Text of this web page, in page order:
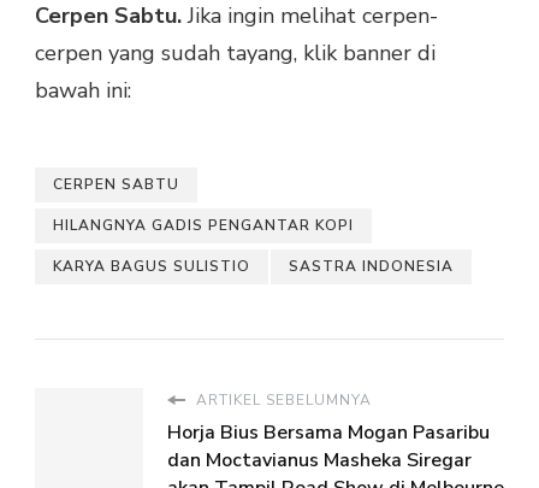
Cerpen Sabtu.Jika ingin melihat cerpen-
cerpen yang sudah tayang, klik banner di
bawah ini:
CERPEN SABTU
HILANGNYA GADIS PENGANTAR KOPI
KARYA BAGUS SULISTIO SASTRA INDONESIA
ARTIKEL SEBELUMNYA
Horja Bius Bersama Mogan Pasaribu
dan Moctavianus Masheka Siregar